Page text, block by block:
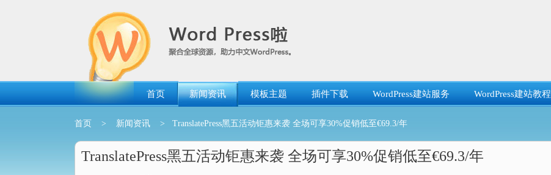
首页 新闻资讯 模板主题 插件下载 WordPress建站服务 WordPress建站教程
首页 > 新闻资讯 > TranslatePress黑五活动钜惠来袭 全场可享30%促销低至€69.3/年
TranslatePress黑五活动钜惠来袭 全场可享30%促销低至€69.3/年